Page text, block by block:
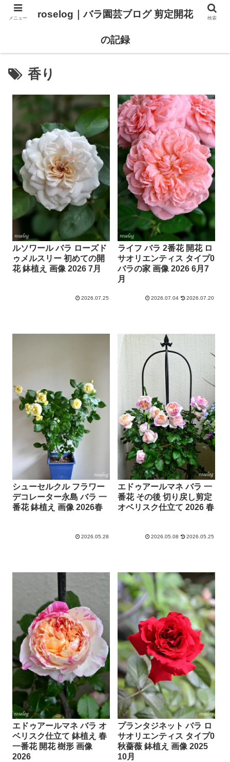
香り
ルソワール バラ ローズド
ゥメルスリー 初めての開
花 鉢植え 画像 2026 7月
2026.07.25
ライフ バラ 2番花 開花 ロ
サオリエンティス タイプ0
バラの家 画像 2026 6月7
月
2026.07.04 2026.07.20
シューセルクル フラワー
デコレーター永島 バラ 一
番花 鉢植え 画像 2026春
2026.05.28
エドゥアールマネ バラ 一
番花 その後 切り戻し剪定
オベリスク仕立て 2026 春
2026.05.08 2026.05.25
エドゥアールマネ バラ オ
ベリスク仕立て 鉢植え 春
一番花 開花 樹形 画像
2026
プランタジネット バラ ロ
サオリエンティス タイプ0
秋薔薇 鉢植え 画像 2025
10月
メニュー roselog｜バラ園芸ブログ 剪定開花
の記録
検索